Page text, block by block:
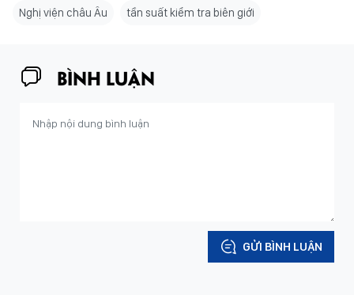
Nghị viện châu Âu tần suất kiểm tra biên giới
BÌNH LUẬN
GỬI BÌNH LUẬN